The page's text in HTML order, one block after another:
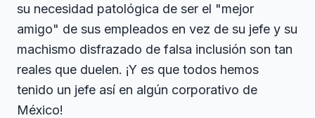
su necesidad patológica de ser el "mejor
amigo" de sus empleados en vez de su jefe y su
machismo disfrazado de falsa inclusión son tan
reales que duelen. ¡Y es que todos hemos
tenido un jefe así en algún corporativo de
México!